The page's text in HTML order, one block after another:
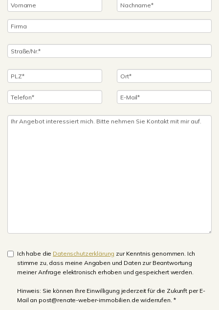
Ich habe die Datenschutzerklärung zur Kenntnis genommen. Ich
stimme zu, dass meine Angaben und Daten zur Beantwortung
meiner Anfrage elektronisch erhoben und gespeichert werden.
Hinweis: Sie können Ihre Einwilligung jederzeit für die Zukunft per E-
Mail an post@renate-weber-immobilien.de widerrufen. *